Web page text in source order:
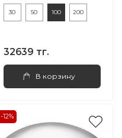
30 50 100 200
32639 тг.
В корзину
-12%